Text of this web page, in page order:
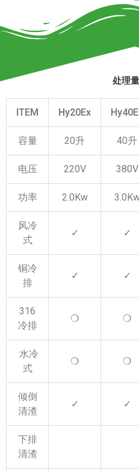
处理
ITEM Hy20Ex
容量 20升 40升
电压 220V 380V
功率 2.0Kw
风冷
式
✓ ✓
铜冷
排
✓ ✓
316
冷排
❍ ❍
水冷
式
❍ ❍
倾倒
清渣
✓ ✓
下排
清渣